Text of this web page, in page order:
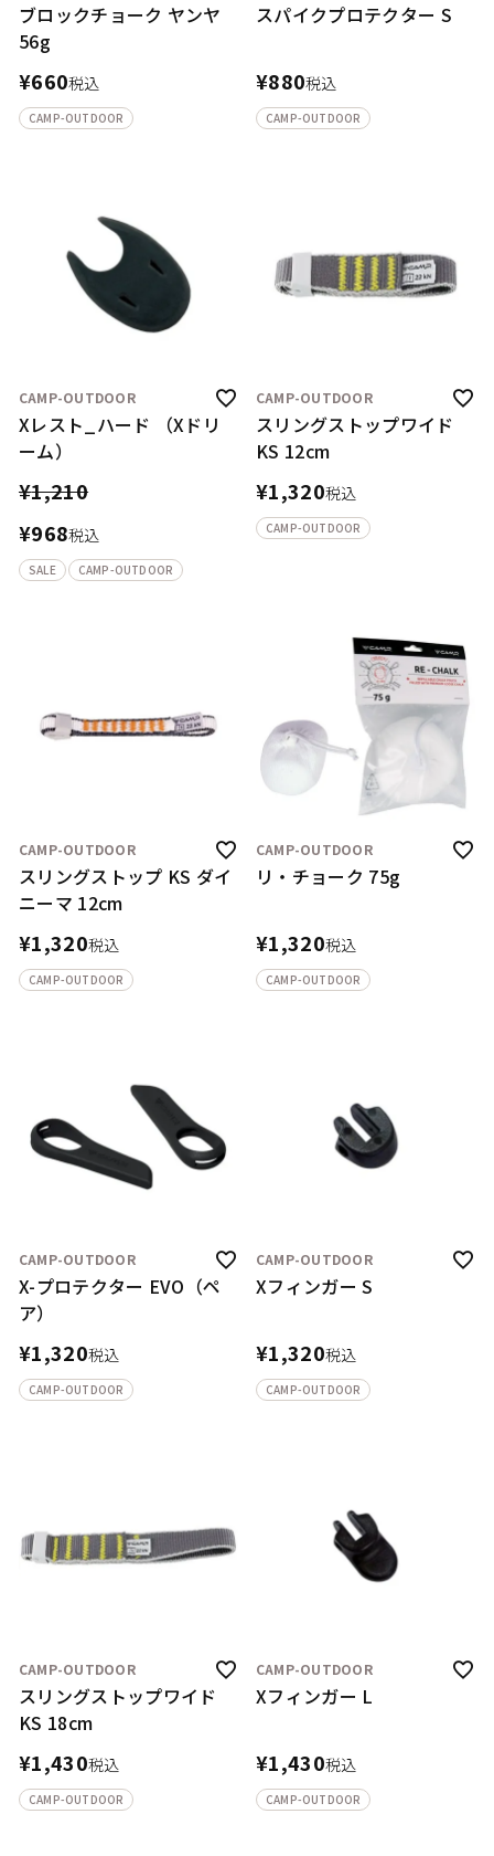
ブロックチョーク ヤンヤ
56g
¥660税込
CAMP-OUTDOOR
スパイクプロテクター S
¥880税込
CAMP-OUTDOOR
CAMP-OUTDOOR
Xレスト_ハード （Xドリ
ーム）
¥1,210
¥968税込
SALE CAMP-OUTDOOR
CAMP-OUTDOOR
スリングストップワイド
KS 12cm
¥1,320税込
CAMP-OUTDOOR
CAMP-OUTDOOR
スリングストップ KS ダイ
ニーマ 12cm
¥1,320税込
CAMP-OUTDOOR
CAMP-OUTDOOR
リ・チョーク 75g
¥1,320税込
CAMP-OUTDOOR
CAMP-OUTDOOR
X-プロテクター EVO（ペ
ア）
¥1,320税込
CAMP-OUTDOOR
CAMP-OUTDOOR
Xフィンガー S
¥1,320税込
CAMP-OUTDOOR
CAMP-OUTDOOR
スリングストップワイド
KS 18cm
¥1,430税込
CAMP-OUTDOOR
CAMP-OUTDOOR
Xフィンガー L
¥1,430税込
CAMP-OUTDOOR